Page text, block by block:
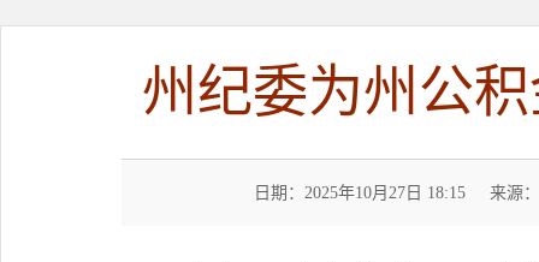
州纪委为州公
日期：2025年10月27日 18:15 来源：